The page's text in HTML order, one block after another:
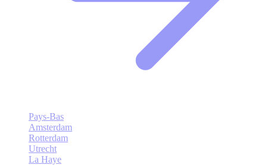
Pays-Bas
Amsterdam
Rotterdam
Utrecht
La Haye